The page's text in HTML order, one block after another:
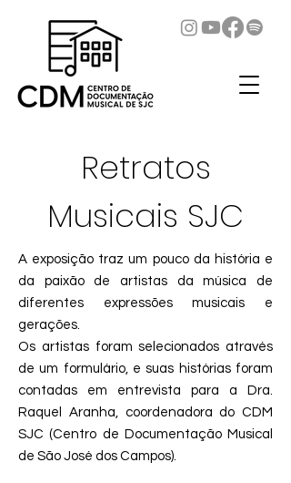
Retratos
Musicais SJC
A exposição traz um pouco da história e
da paixão de artistas da música de
diferentes expressões musicais e
gerações.
Os artistas foram selecionados através
de um formulário, e suas histórias foram
contadas em entrevista para a Dra.
Raquel Aranha, coordenadora do CDM
SJC (Centro de Documentação Musical
de São José dos Campos).